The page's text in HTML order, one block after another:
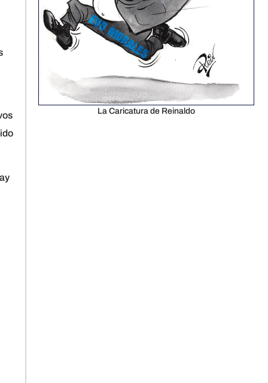
La Caricatura de Reinaldo